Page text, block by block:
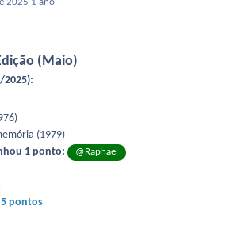
2025 1 ano
(Maio)
2025):
(1979)
1 ponto:
@Raphael
pontos